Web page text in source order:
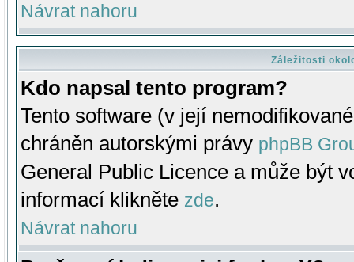
Návrat nahoru
Záležitosti
Kdo napsal tento program?
Tento software (v její
chráněn autorskými právy phpBB
General Public Licence a může být
informací klikněte zde.
Návrat nahoru